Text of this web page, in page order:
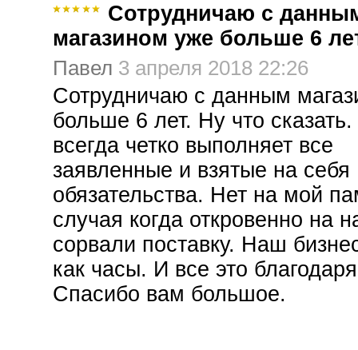
Сотрудничаю с
магазином уже больше 6
Павел 3 апреля 2018 22:26
Сотрудничаю с данным
больше 6 лет. Ну что сказать.
всегда четко выполняет все
заявленные и взятые на себя
обязательства. Нет на мой
случая когда откровенно на
сорвали поставку. Наш
как часы. И все это
Спасибо вам большое.